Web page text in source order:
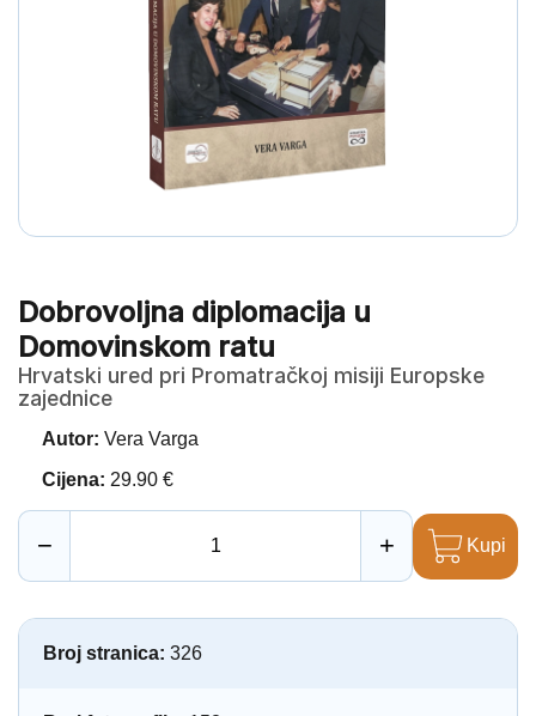
Dobrovoljna diplomacija u
Domovinskom ratu
Hrvatski ured pri Promatračkoj misiji Europske
zajednice
Autor: Vera Varga
Cijena: 29.90 €
− + Kupi
Broj stranica: 326